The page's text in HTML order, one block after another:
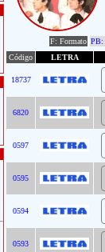
F: Formato PB:
Código
LETRA
18737
6820
0597
0595
0594
0593